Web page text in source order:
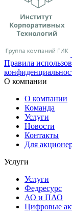
Правила
О компании
О компании
Команда
Услуги
Новости
Контакты
Для
Услуги
Услуги
Федресурс
АО и ПАО
Цифровые